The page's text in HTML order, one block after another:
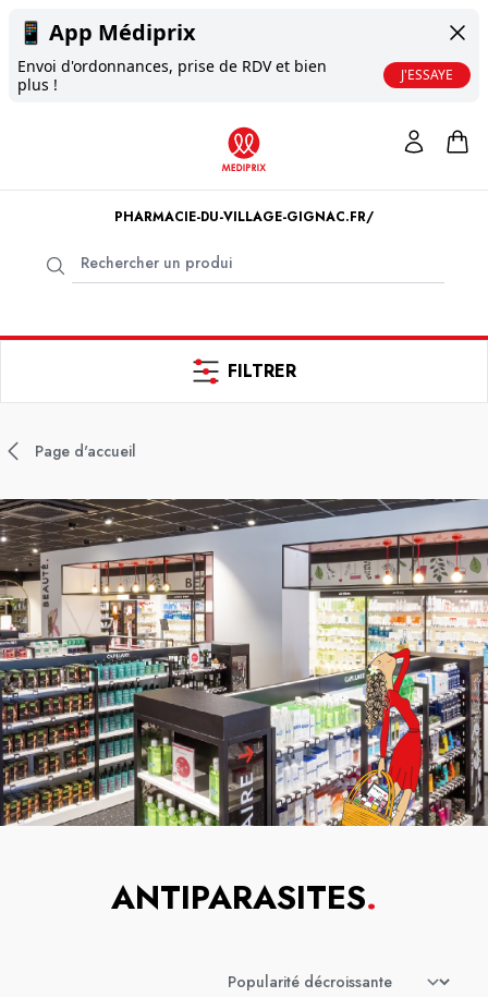
📱 App Médiprix
Envoi d'ordonnances, prise de RDV et bien
plus !
J'ESSAYE
PHARMACIE-DU-VILLAGE-GIGNAC.FR/
FILTRER
Page d'accueil
ANTIPARASITES.